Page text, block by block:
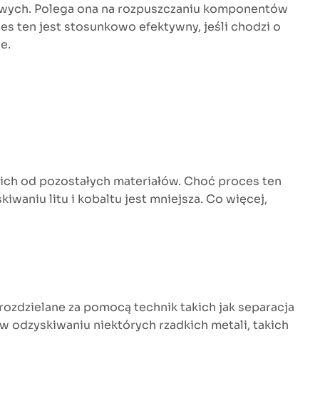
Polega ona na rozpuszczaniu komponentów
ten jest stosunkowo efektywny, jeśli chodzi o
od pozostałych materiałów. Choć proces ten
litu i kobaltu jest mniejsza. Co więcej,
za pomocą technik takich jak separacja
odzyskiwaniu niektórych rzadkich metali, takich